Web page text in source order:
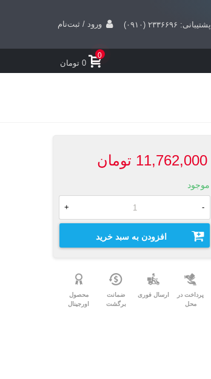
پشتیبانی: ۲۳۳۶۶۹۶ (۰۹۱۰) ورود / ثبت‌نام
0
0 تومان
11,762,000 تومان
موجود
-
+
افزودن به سبد خرید
پرداخت در
محل
ارسال فوری
ضمانت
برگشت
محصول
اورجینال